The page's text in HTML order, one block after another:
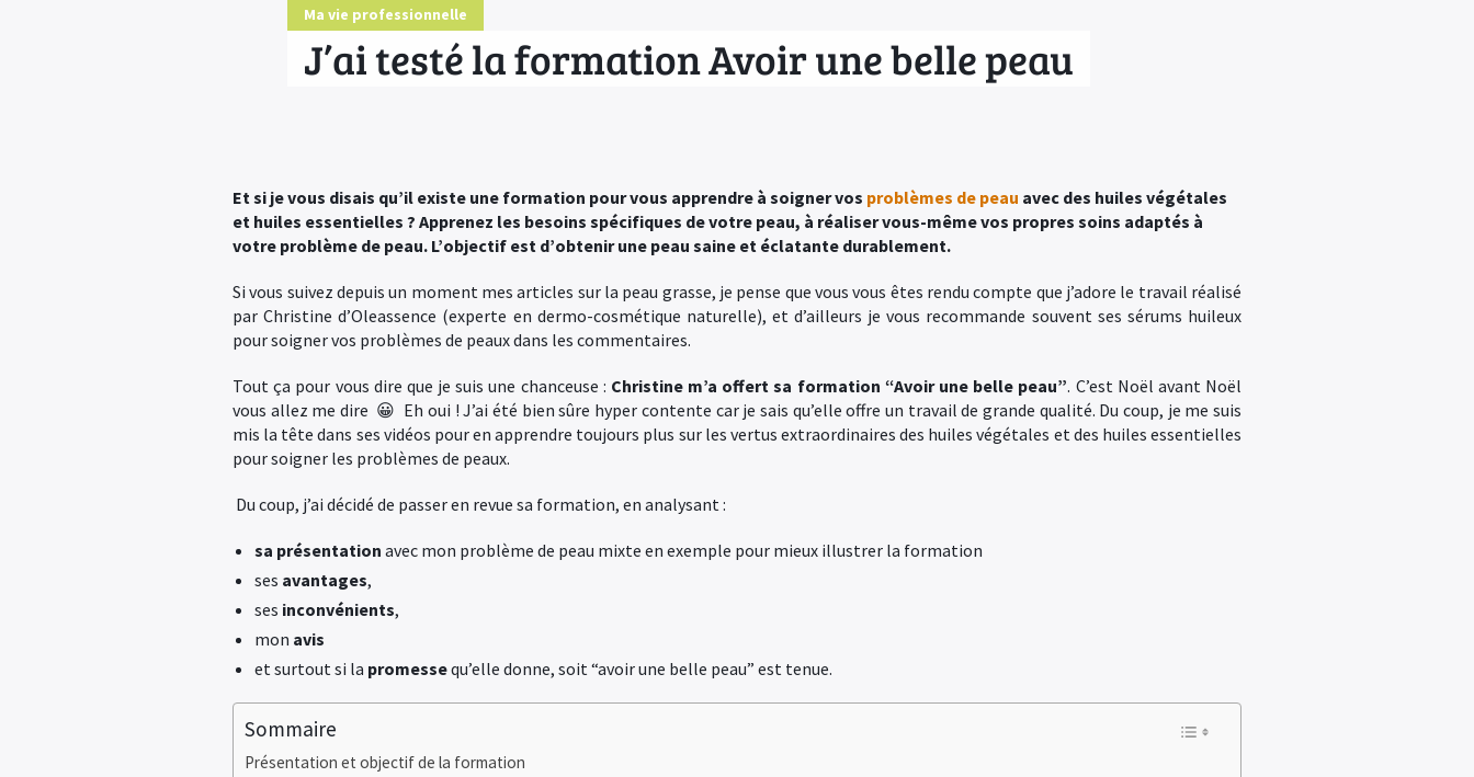
Ma vie professionnelle
J’ai testé la formation Avoir une belle peau
Et si je vous disais qu’il existe une formation pour vous apprendre à soigner vos problèmes de peau avec des huiles végétales
et huiles essentielles ? Apprenez les besoins spécifiques de votre peau, à réaliser vous-même vos propres soins adaptés à
votre problème de peau. L’objectif est d’obtenir une peau saine et éclatante durablement.
Si vous suivez depuis un moment mes articles sur la peau grasse, je pense que vous vous êtes rendu compte que j’adore le travail réalisé
par Christine d’Oleassence (experte en dermo-cosmétique naturelle), et d’ailleurs je vous recommande souvent ses sérums huileux
pour soigner vos problèmes de peaux dans les commentaires.
Tout ça pour vous dire que je suis une chanceuse : Christine m’a offert sa formation “Avoir une belle peau”. C’est Noël avant Noël
vous allez me dire 😀 Eh oui ! J’ai été bien sûre hyper contente car je sais qu’elle offre un travail de grande qualité. Du coup, je me suis
mis la tête dans ses vidéos pour en apprendre toujours plus sur les vertus extraordinaires des huiles végétales et des huiles essentielles
pour soigner les problèmes de peaux.
Du coup, j’ai décidé de passer en revue sa formation, en analysant :
sa présentation avec mon problème de peau mixte en exemple pour mieux illustrer la formation
ses avantages,
ses inconvénients,
mon avis
et surtout si la promessequ’elle donne, soit “avoir une belle peau” est tenue.
Sommaire
Présentation et objectif de la formation